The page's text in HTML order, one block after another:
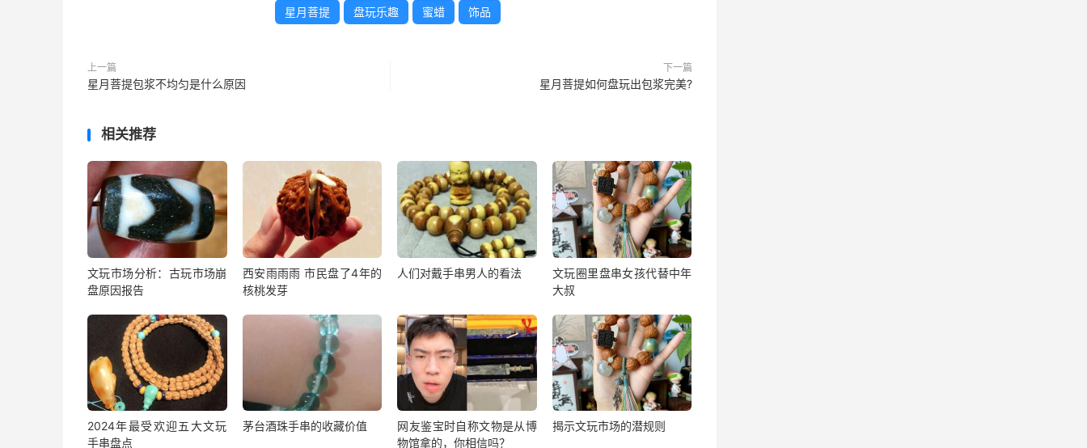
星月菩提 盘玩乐趣 蜜蜡 饰品
上一篇
星月菩提包浆不均匀是什么原因
下一篇
星月菩提如何盘玩出包浆完美?
相关推荐
文玩市场分析：古玩市场崩
盘原因报告
西安雨雨雨 市民盘了4年的
核桃发芽
人们对戴手串男人的看法
文玩圈里盘串女孩代替中年
大叔
2024年最受欢迎五大文玩
手串盘点
茅台酒珠手串的收藏价值
网友鉴宝时自称文物是从博
物馆拿的，你相信吗？
揭示文玩市场的潜规则